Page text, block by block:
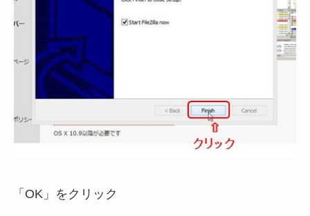
「OK」をクリック